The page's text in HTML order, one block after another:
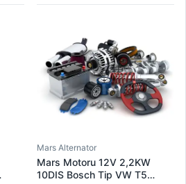
Mars Alternator
Mars Motoru 12V 2,2KW
10DIS Bosch Tip VW T5